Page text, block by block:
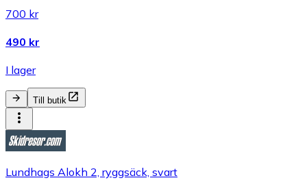
700 kr
490 kr
I lager
Till butik
Lundhags Alokh 2, ryggsäck, svart